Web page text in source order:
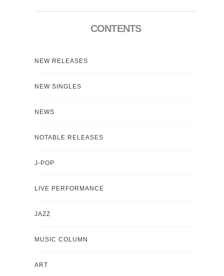
CONTENTS
NEW RELEASES
NEW SINGLES
NEWS
NOTABLE RELEASES
J-POP
LIVE PERFORMANCE
JAZZ
MUSIC COLUMN
ART